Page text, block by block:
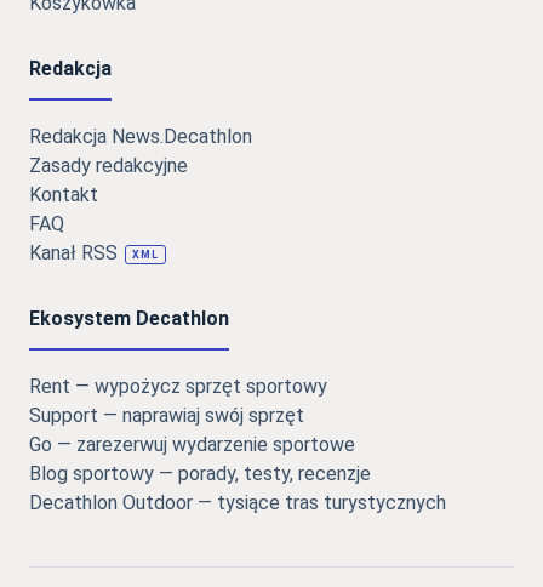
Redakcja
Redakcja News.Decathlon
Zasady redakcyjne
Kontakt
FAQ
Kanał RSS
XML
Ekosystem Decathlon
Rent — wypożycz sprzęt sportowy
Support — naprawiaj swój sprzęt
Go — zarezerwuj wydarzenie sportowe
Blog sportowy — porady, testy, recenzje
Decathlon Outdoor — tysiące tras turystycznych